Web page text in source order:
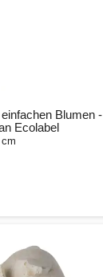
Blumen -
Ecolabel